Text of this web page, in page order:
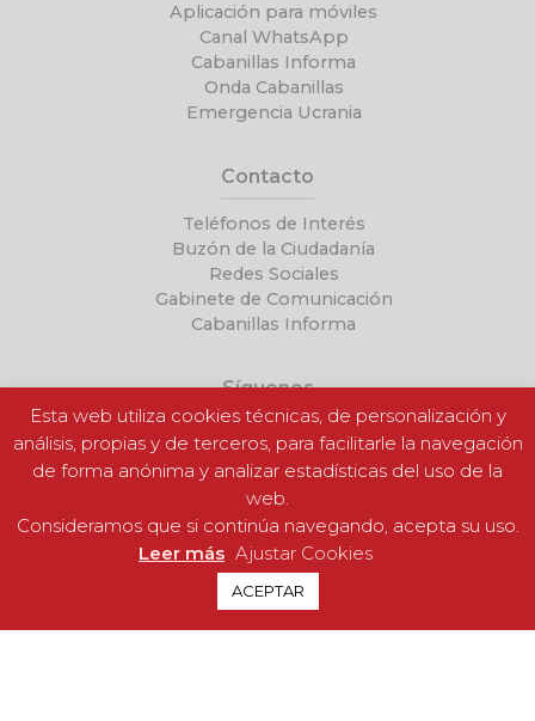
Aplicación para móviles
Canal WhatsApp
Cabanillas Informa
Onda Cabanillas
Emergencia Ucrania
Contacto
Teléfonos de Interés
Buzón de la Ciudadanía
Redes Sociales
Gabinete de Comunicación
Cabanillas Informa
Síguenos
Esta web utiliza cookies técnicas, de personalización y
análisis, propias y de terceros, para facilitarle la navegación
de forma anónima y analizar estadísticas del uso de la
web.
Consideramos que si continúa navegando, acepta su uso.
Leer más Ajustar Cookies
ACEPTAR